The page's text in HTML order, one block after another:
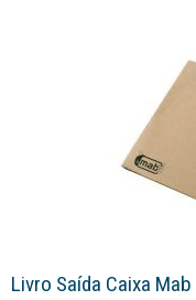
Livro Saída Caixa